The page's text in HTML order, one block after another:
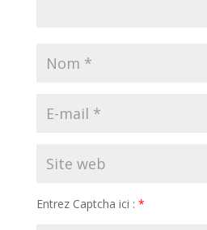
Entrez Captcha ici : *